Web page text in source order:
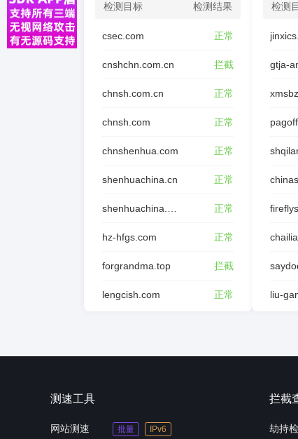
检测目标 检测结果
csec.com 正常
cnshchn.com.cn 拦截
chnsh.com.cn 正常
chnsh.com 正常
chnshenhua.com 正常
shenhuachina.cn 正常
正常
hz-hfgs.com 正常
forgrandma.top 拦截
lengcish.com 正常
检测
gtja-
liu-
测速工具
网站测速 批量 IPv6
拦截
劫持